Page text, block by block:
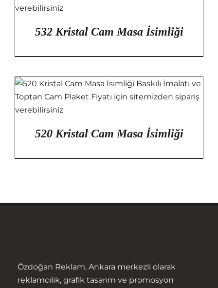
532 Kristal Cam Masa İsimliği
520 Kristal Cam Masa İsimliği
Özdoğan Reklam, Ankara merkezli olarak
reklamcılık, grafik tasarım ve promosyon
Anasayfa